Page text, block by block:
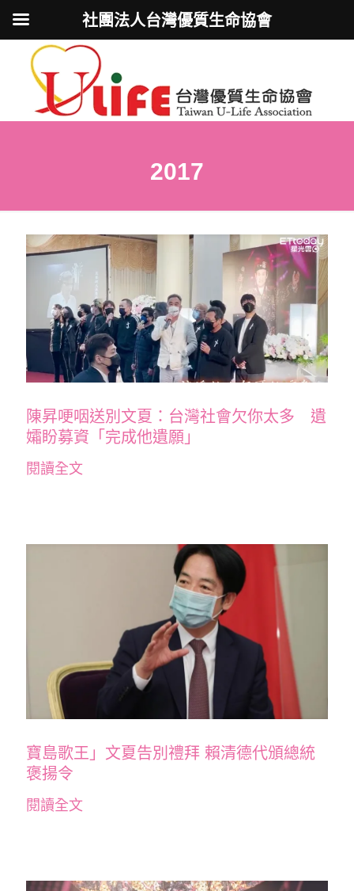
2017
陳昇哽咽送別文夏：台灣社會欠你太多 遺
孀盼募資「完成他遺願」
閱讀全文
寶島歌王」文夏告別禮拜 賴清德代頒總統
褒揚令
閱讀全文
社團法人台灣優質生命協會